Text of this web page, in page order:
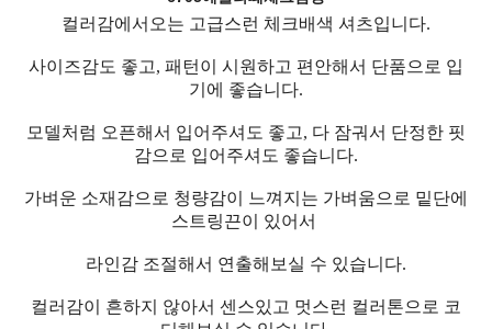
컬러감에서오는 고급스런 체크배색 셔츠입니다.
사이즈감도 좋고, 패턴이 시원하고 편안해서 단품으로 입
기에 좋습니다.
모델처럼 오픈해서 입어주셔도 좋고, 다 잠궈서 단정한 핏
감으로 입어주셔도 좋습니다.
가벼운 소재감으로 청량감이 느껴지는 가벼움으로 밑단에
스트링끈이 있어서
라인감 조절해서 연출해보실 수 있습니다.
컬러감이 흔하지 않아서 센스있고 멋스런 컬러톤으로 코